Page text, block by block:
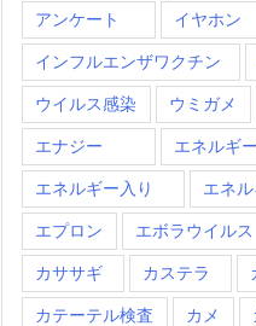
アンケート イヤホン
インフルエンザワクチン
ウイルス感染 ウミガメ
エナジー エネルギー
エネルギー入り エネ
エプロン エボラウイルス
カササギ カステラ
カテーテル検査 カメ